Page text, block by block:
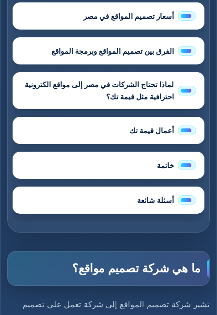
أسعار تصميم المواقع في مصر
الفرق بين تصميم المواقع وبرمجة المواقع
لماذا تحتاج الشركات في مصر إلى مواقع الكترونية
احترافية مثل قيمة تك؟
أعمال قيمة تك
خاتمة
أسئلة شائعة
ما هي شركة تصميم مواقع؟
تشير شركة تصميم المواقع إلى شركة تعمل على تصميم